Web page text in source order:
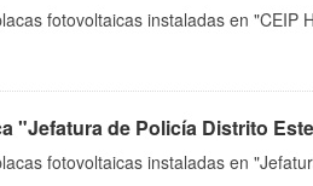
fotovoltaicas instaladas en "CEIP
"Jefatura de Policía Distrito
fotovoltaicas instaladas en